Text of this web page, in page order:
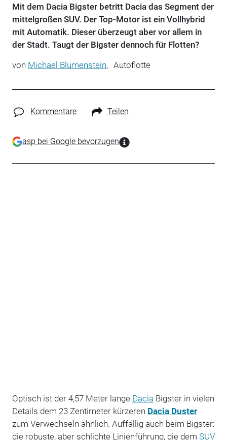
Mit dem Dacia Bigster betritt Dacia das Segment der
mittelgroßen SUV. Der Top-Motor ist ein Vollhybrid
mit Automatik. Dieser überzeugt aber vor allem in
der Stadt. Taugt der Bigster dennoch für Flotten?
von Michael Blumenstein, Autoflotte
Kommentare Teilen
asp bei Google bevorzugen
Optisch ist der 4,57 Meter lange Dacia Bigster in vielen
Details dem 23 Zentimeter kürzeren Dacia Duster
zum Verwechseln ähnlich. Auffällig auch beim Bigster:
die robuste, aber schlichte Linienführung, die dem SUV